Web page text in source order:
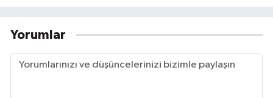
Yorumlar